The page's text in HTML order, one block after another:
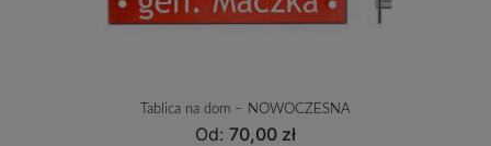
Tablica na dom – NOWOCZESNA
Od: 70,00 zł